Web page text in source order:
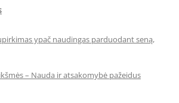
ypač naudingas parduodant seną,
– Nauda ir atsakomybė pažeidus